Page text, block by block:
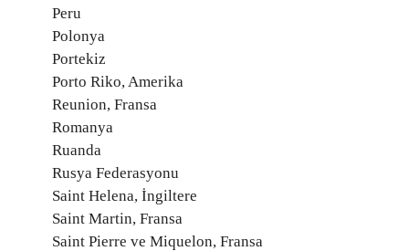
Peru
Polonya
Portekiz
Porto Riko, Amerika
Reunion, Fransa
Romanya
Ruanda
Rusya Federasyonu
Saint Helena, İngiltere
Saint Martin, Fransa
Saint Pierre ve Miquelon, Fransa